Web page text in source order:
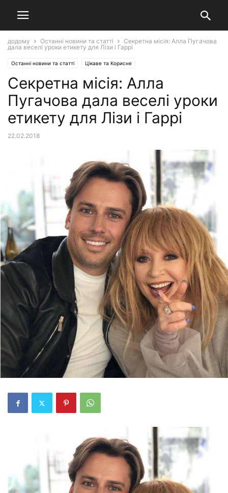
додому Останні новини та статті
Секретна місія: Алла Пугачова
дала веселі уроки етикету для Лізи і Гаррі
Останні новини та статті Цікаве та Корисне
Секретна місія: Алла
Пугачова дала веселі уроки
етикету для Лізи і Гаррі
22.02.2018